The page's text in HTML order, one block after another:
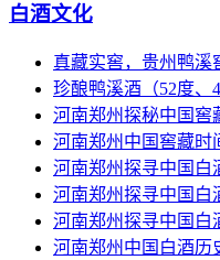
白酒文化
真藏实窖，贵州鸭溪
珍酿鸭溪酒（52度、
河南郑州探秘中国窖
河南郑州中国窖藏时
河南郑州探寻中国白
河南郑州探寻中国白
河南郑州探寻中国白
河南郑州中国白酒历